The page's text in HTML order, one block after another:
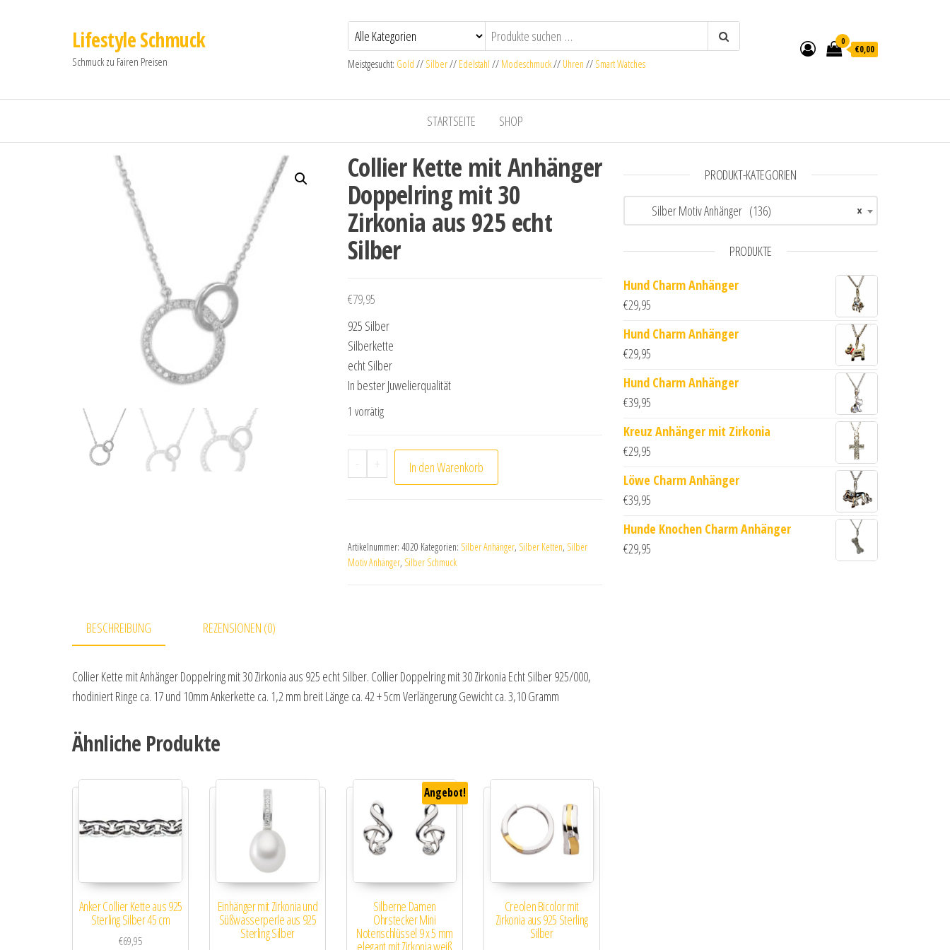
Lifestyle Schmuck
Schmuck zu Fairen Preisen Meistgesucht: Gold // Silber// Edelstahl // Modeschmuck// Uhren // Smart Watches
0
€0,00
STARTSEITE SHOP
Collier Kette mit Anhänger
Doppelring mit 30
Zirkonia aus 925 echt
Silber
€79,95
925 Silber
Silberkette
echt Silber
In bester Juwelierqualität
1 vorrätig
- Collier Kette mit Anhänger Doppelring mit 30 Zirkonia aus 925 echt Silber Menge
+ In den Warenkorb
Artikelnummer: 4020 Kategorien: Silber Anhänger, Silber Ketten, Silber
Motiv Anhänger, Silber Schmuck
BESCHREIBUNG REZENSIONEN (0)
Collier Kette mit Anhänger Doppelring mit 30 Zirkonia aus 925 echt Silber. Collier Doppelring mit 30 Zirkonia Echt Silber 925/000,
rhodiniert Ringe ca. 17 und 10mm Ankerkette ca. 1,2 mm breit Länge ca. 42 + 5cm Verlängerung Gewicht ca. 3,10 Gramm
Ähnliche Produkte
Anker Collier Kette aus 925
Sterling Silber 45 cm
€69,95
Einhänger mit Zirkonia und
Süßwasserperle aus 925
Sterling Silber
Angebot!
Silberne Damen
Ohrstecker Mini
Notenschlüssel 9 x 5 mm
Creolen Bicolor mit
Zirkonia aus 925 Sterling
Silber
PRODUKT-KATEGORIEN
×
Silber Motiv Anhänger (136)
PRODUKTE
Hund Charm Anhänger
€29,95
Hund Charm Anhänger
€29,95
Hund Charm Anhänger
€39,95
Kreuz Anhänger mit Zirkonia
€29,95
Löwe Charm Anhänger
€39,95
Hunde Knochen Charm Anhänger
€29,95